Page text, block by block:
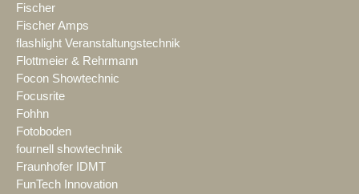
Fischer
Fischer Amps
flashlight Veranstaltungstechnik
Flottmeier & Rehrmann
Focon Showtechnic
Focusrite
Fohhn
Fotoboden
fournell showtechnik
Fraunhofer IDMT
FunTech Innovation